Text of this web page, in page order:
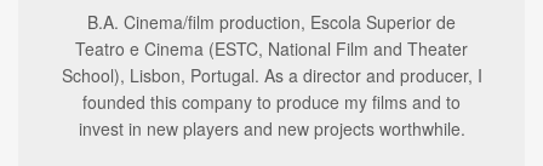
B.A. Cinema/film production, Escola Superior de
Teatro e Cinema (ESTC, National Film and Theater
School), Lisbon, Portugal. As a director and producer, I
founded this company to produce my films and to
invest in new players and new projects worthwhile.